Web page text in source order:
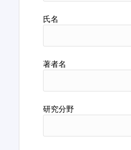
氏名
著者名
研究分野